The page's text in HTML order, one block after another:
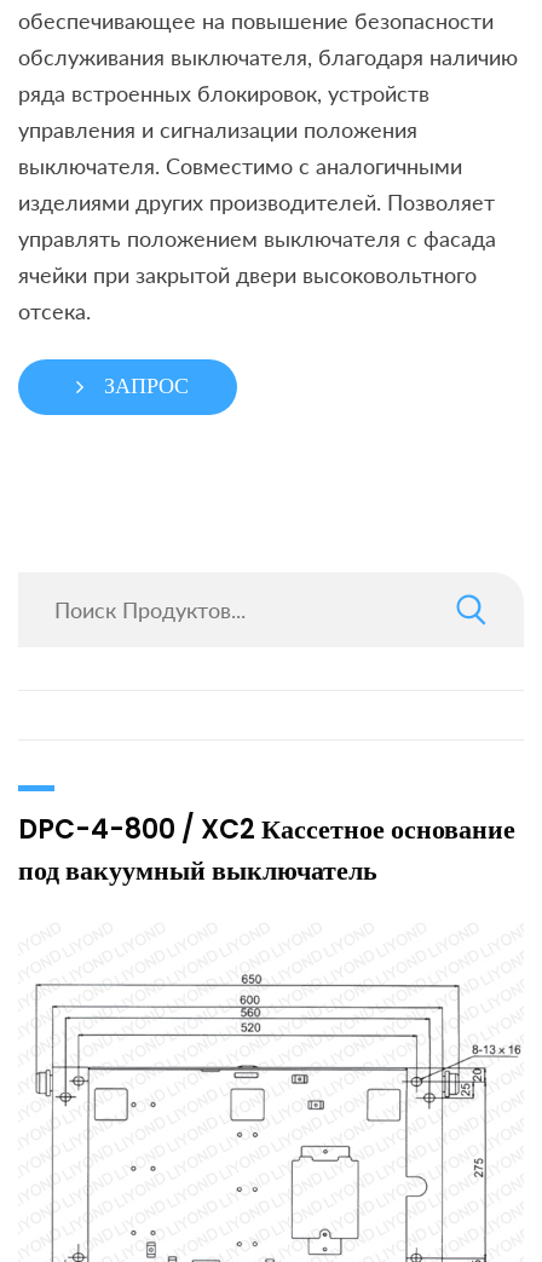
обеспечивающее на повышение безопасности
обслуживания выключателя, благодаря наличию
ряда встроенных блокировок, устройств
управления и сигнализации положения
выключателя. Совместимо с аналогичными
изделиями других производителей. Позволяет
управлять положением выключателя с фасада
ячейки при закрытой двери высоковольтного
отсека.
ЗАПРОС
DPC-4-800 / XC2 Кассетное основание
под вакуумный выключатель